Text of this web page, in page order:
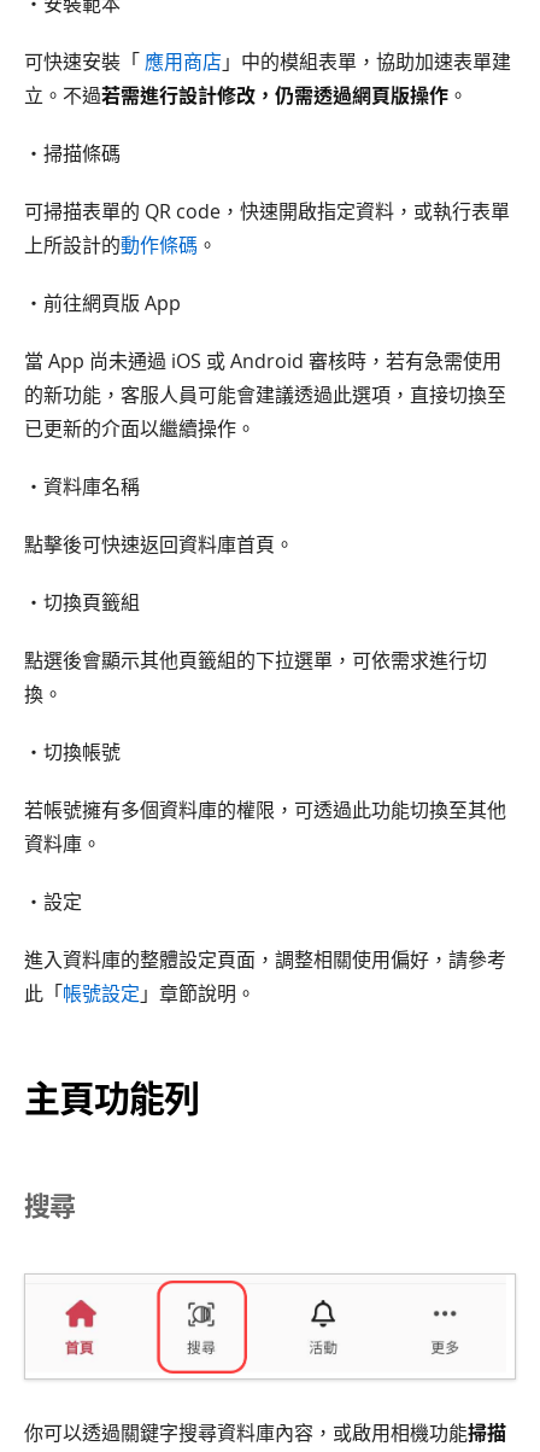
可快速安裝「 應用商店」中的模組表單，協助加速表單建
立。不過若需進行設計修改，仍需透過網頁版操作 。
・掃描條碼
可掃描表單的 QR code，快速開啟指定資料，或執行表單
上所設計的動作條碼 。
・前往網頁版 App
當 App 尚未通過 iOS 或 Android 審核時，若有急需使用
的新功能，客服人員可能會建議透過此選項，直接切換至
已更新的介面以繼續操作。
・資料庫名稱
點擊後可快速返回資料庫首頁。
・切換頁籤組
點選後會顯示其他頁籤組的下拉選單，可依需求進行切
換。
・切換帳號
若帳號擁有多個資料庫的權限，可透過此功能切換至其他
資料庫。
・設定
進入資料庫的整體設定頁面，調整相關使用偏好，請參考
此「帳號設定 」章節說明。
主頁功能列
搜尋
你可以透過關鍵字搜尋資料庫內容，或啟用相機功能掃描